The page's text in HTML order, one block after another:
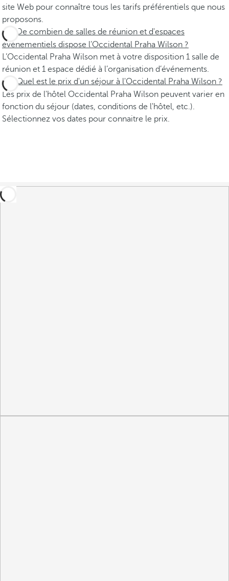
site Web pour connaître tous les tarifs préférentiels que nous
proposons.
De combien de salles de réunion et d'espaces
événementiels dispose l’Occidental Praha Wilson ?
L’Occidental Praha Wilson met à votre disposition 1 salle de
réunion et 1 espace dédié à l’organisation d’événements.
Quel est le prix d'un séjour à l'Occidental Praha Wilson ?
Les prix de l'hôtel Occidental Praha Wilson peuvent varier en
fonction du séjour (dates, conditions de l'hôtel, etc.).
Sélectionnez vos dates pour connaitre le prix.